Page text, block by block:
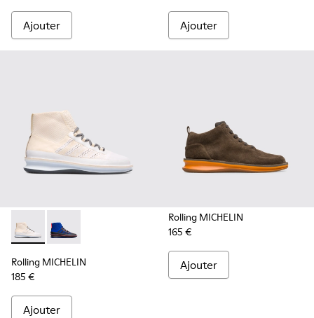
Ajouter Ajouter
Rolling MICHELIN - K300230-004 - Multicolor
Rolling MICHELIN - K300230-002 - Multicolor
Rolling MICHELIN
185 €
Ajouter
Rolling MICHELIN
165 €
Ajouter